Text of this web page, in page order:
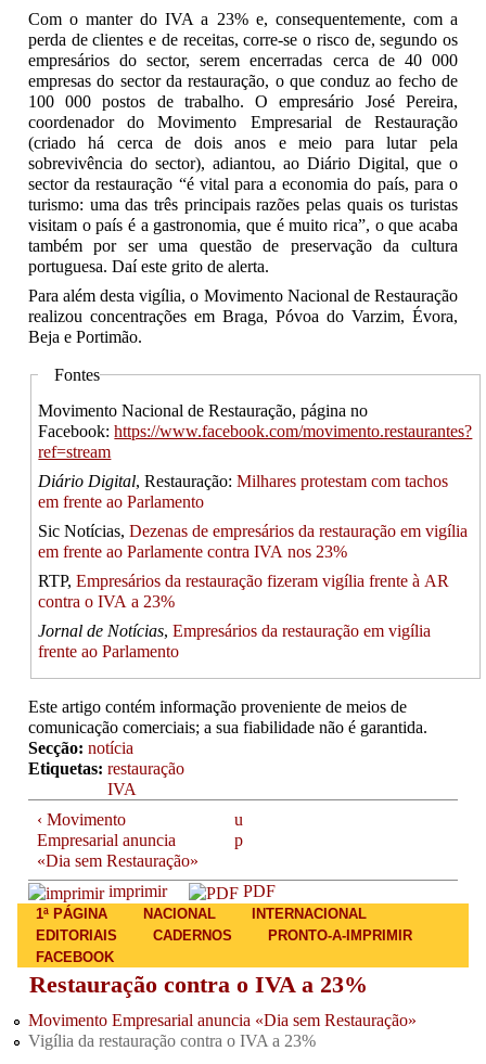
Com o manter do IVA a 23% e, consequentemente, com a
perda de clientes e de receitas, corre-se o risco de, segundo os
empresários do sector, serem encerradas cerca de 40 000
empresas do sector da restauração, o que conduz ao fecho de
100 000 postos de trabalho. O empresário José Pereira,
coordenador do Movimento Empresarial de Restauração
(criado há cerca de dois anos e meio para lutar pela
sobrevivência do sector), adiantou, ao Diário Digital, que o
sector da restauração “é vital para a economia do país, para o
turismo: uma das três principais razões pelas quais os turistas
visitam o país é a gastronomia, que é muito rica”, o que acaba
também por ser uma questão de preservação da cultura
portuguesa. Daí este grito de alerta.
Para além desta vigília, o Movimento Nacional de Restauração
realizou concentrações em Braga, Póvoa do Varzim, Évora,
Beja e Portimão.
Fontes
Movimento Nacional de Restauração, página no
Facebook:https://www.facebook.com/movimento.restaurantes?
ref=stream
Diário Digital, Restauração:Milhares protestam com tachos
em frente ao Parlamento
Sic Notícias,Dezenas de empresários da restauração em vigília
em frente ao Parlamente contra IVA nos 23%
RTP,Empresários da restauração fizeram vigília frente à AR
contra o IVA a 23%
Jornal de Notícias,Empresários da restauração em vigília
frente ao Parlamento
Este artigo contém informação proveniente de meios de
comunicação comerciais; a sua fiabilidade não é garantida.
Secção: notícia
Etiquetas: restauração
IVA
‹ Movimento
Empresarial anuncia
«Dia sem Restauração»
u
p
imprimir PDF
Main menu
1ª PÁGINA NACIONAL
INTERNACIONAL
EDITORIAIS
CADERNOS
PRONTO-A-IMPRIMIR
FACEBOOK
Restauração contra o IVA a 23%
Movimento Empresarial anuncia «Dia sem Restauração»
Vigília da restauração contra o IVA a 23%